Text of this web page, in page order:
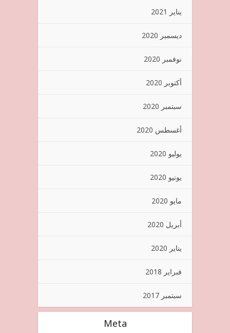
يناير 2021
ديسمبر 2020
نوفمبر 2020
أكتوبر 2020
سبتمبر 2020
أغسطس 2020
يوليو 2020
يونيو 2020
مايو 2020
أبريل 2020
يناير 2020
فبراير 2018
سبتمبر 2017
Meta